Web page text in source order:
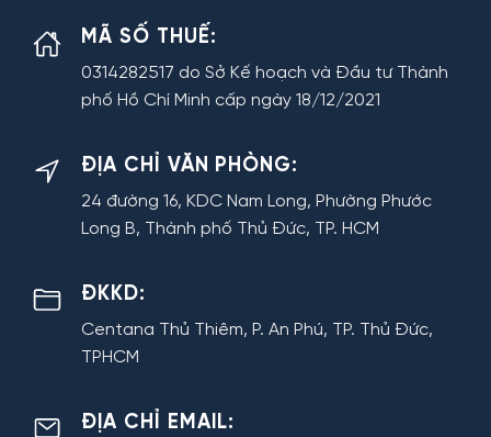
MÃ SỐ THUẾ:
0314282517 do Sở Kế hoạch và Đầu tư Thành
phố Hồ Chí Minh cấp ngày 18/12/2021
ĐỊA CHỈ VĂN PHÒNG:
24 đường 16, KDC Nam Long, Phường Phước
Long B, Thành phố Thủ Đức, TP. HCM
ĐKKD:
Centana Thủ Thiêm, P. An Phú, TP. Thủ Đức,
TPHCM
ĐỊA CHỈ EMAIL: